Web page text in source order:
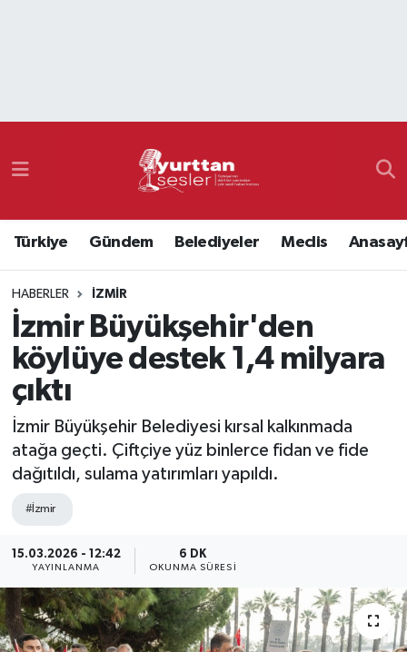
Türkiye Gündem Belediyeler Meclis
HABERLER İZMIR
İzmir Büyükşehir'den
köylüye destek 1,4 milyara
çıktı
İzmir Büyükşehir Belediyesi kırsal kalkınmada
atağa geçti. Çiftçiye yüz binlerce fidan ve fide
dağıtıldı, sulama yatırımları yapıldı.
#İzmir
15.03.2026 - 12:42
YAYINLANMA
6 DK
OKUNMA SÜRESI
Namaz Vakitleri
Süper Lig Puan Durumu ve Fikstür
Tüm Manşetler
Son Dakika Haberleri
Haber Arşivi